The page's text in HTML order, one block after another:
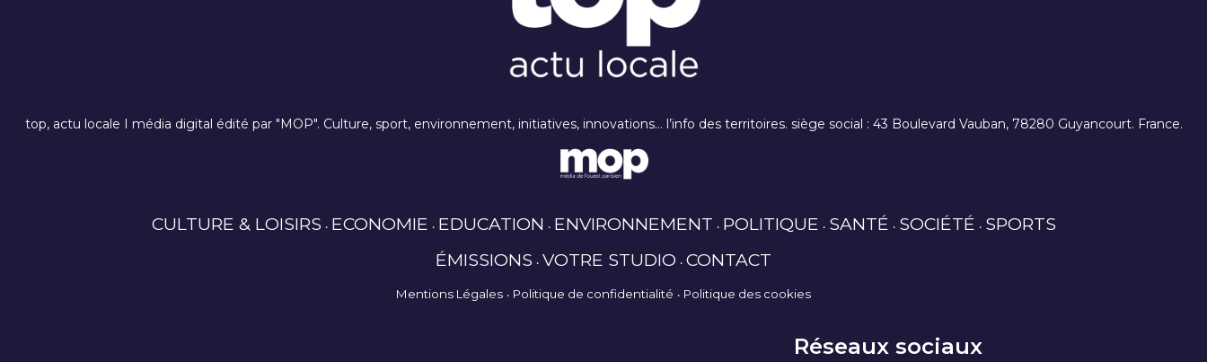
top, actu locale I média digital édité par "MOP". Culture, sport, environnement, initiatives, innovations… l’info des territoires. siège social : 43 Boulevard Vauban, 78280 Guyancourt. France.
CULTURE & LOISIRS ECONOMIE EDUCATION ENVIRONNEMENT POLITIQUE SANTÉ SOCIÉTÉ SPORTS
ÉMISSIONS VOTRE STUDIO CONTACT
Mentions Légales Politique de confidentialité Politique des cookies
Réseaux sociaux